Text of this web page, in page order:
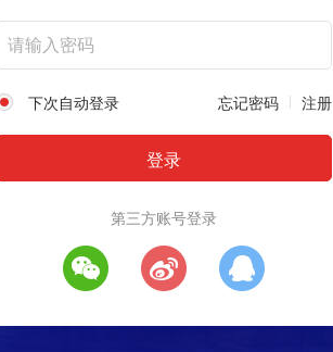
下次自动登录 忘记密码 注册
第三方账号登录